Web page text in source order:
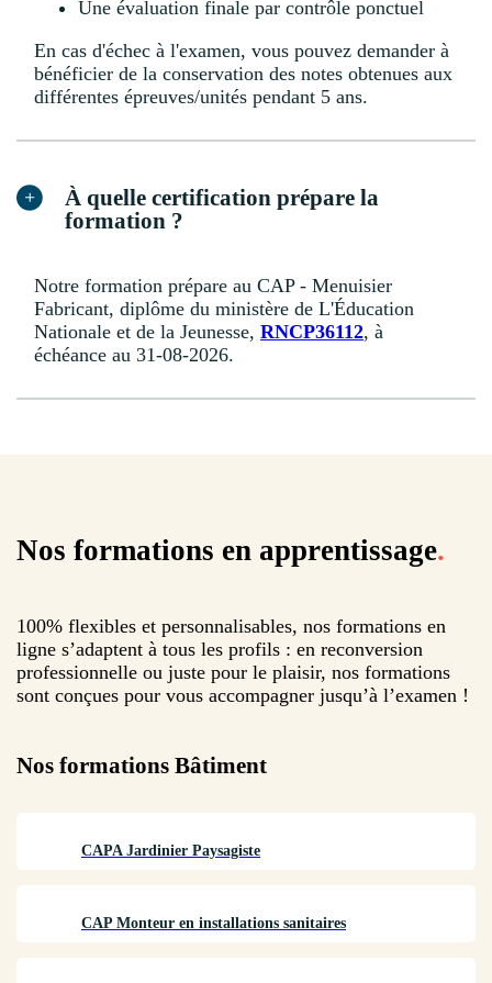
Une évaluation finale par contrôle ponctuel
En cas d'échec à l'examen, vous pouvez demander à
bénéficier de la conservation des notes obtenues aux
différentes épreuves/unités pendant 5 ans.
À quelle certification prépare la
formation ?
Notre formation prépare au CAP - Menuisier
Fabricant, diplôme du ministère de L'Éducation
Nationale et de la Jeunesse, RNCP36112, à
échéance au 31-08-2026.
Nos formations en apprentissage.
100% flexibles et personnalisables, nos formations en
ligne s’adaptent à tous les profils : en reconversion
professionnelle ou juste pour le plaisir, nos formations
sont conçues pour vous accompagner jusqu’à l’examen !
Nos formations Bâtiment
CAPA Jardinier Paysagiste
CAP Monteur en installations sanitaires